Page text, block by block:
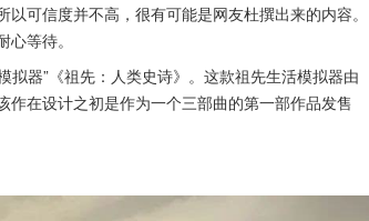
可信度并不高，很有可能是网友杜撰出来的内容。
等待。
拟器”《祖先：人类史诗》。这款祖先生活模拟器由
在设计之初是作为一个三部曲的第一部作品发售